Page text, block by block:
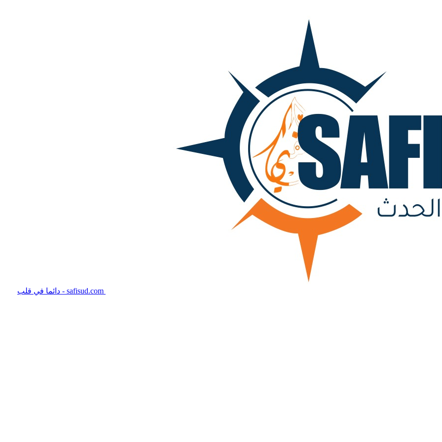
safisud.com - دائما في قلب